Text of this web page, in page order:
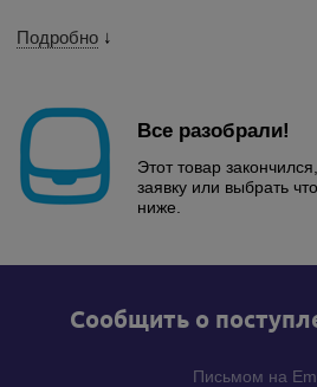
Подробно ↓
Все разобрали!
Этот товар
заявку или выбрать
ниже.
Cообщить о
Письмом на